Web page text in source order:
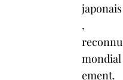
japonais
,
reconnu
mondial
ement.